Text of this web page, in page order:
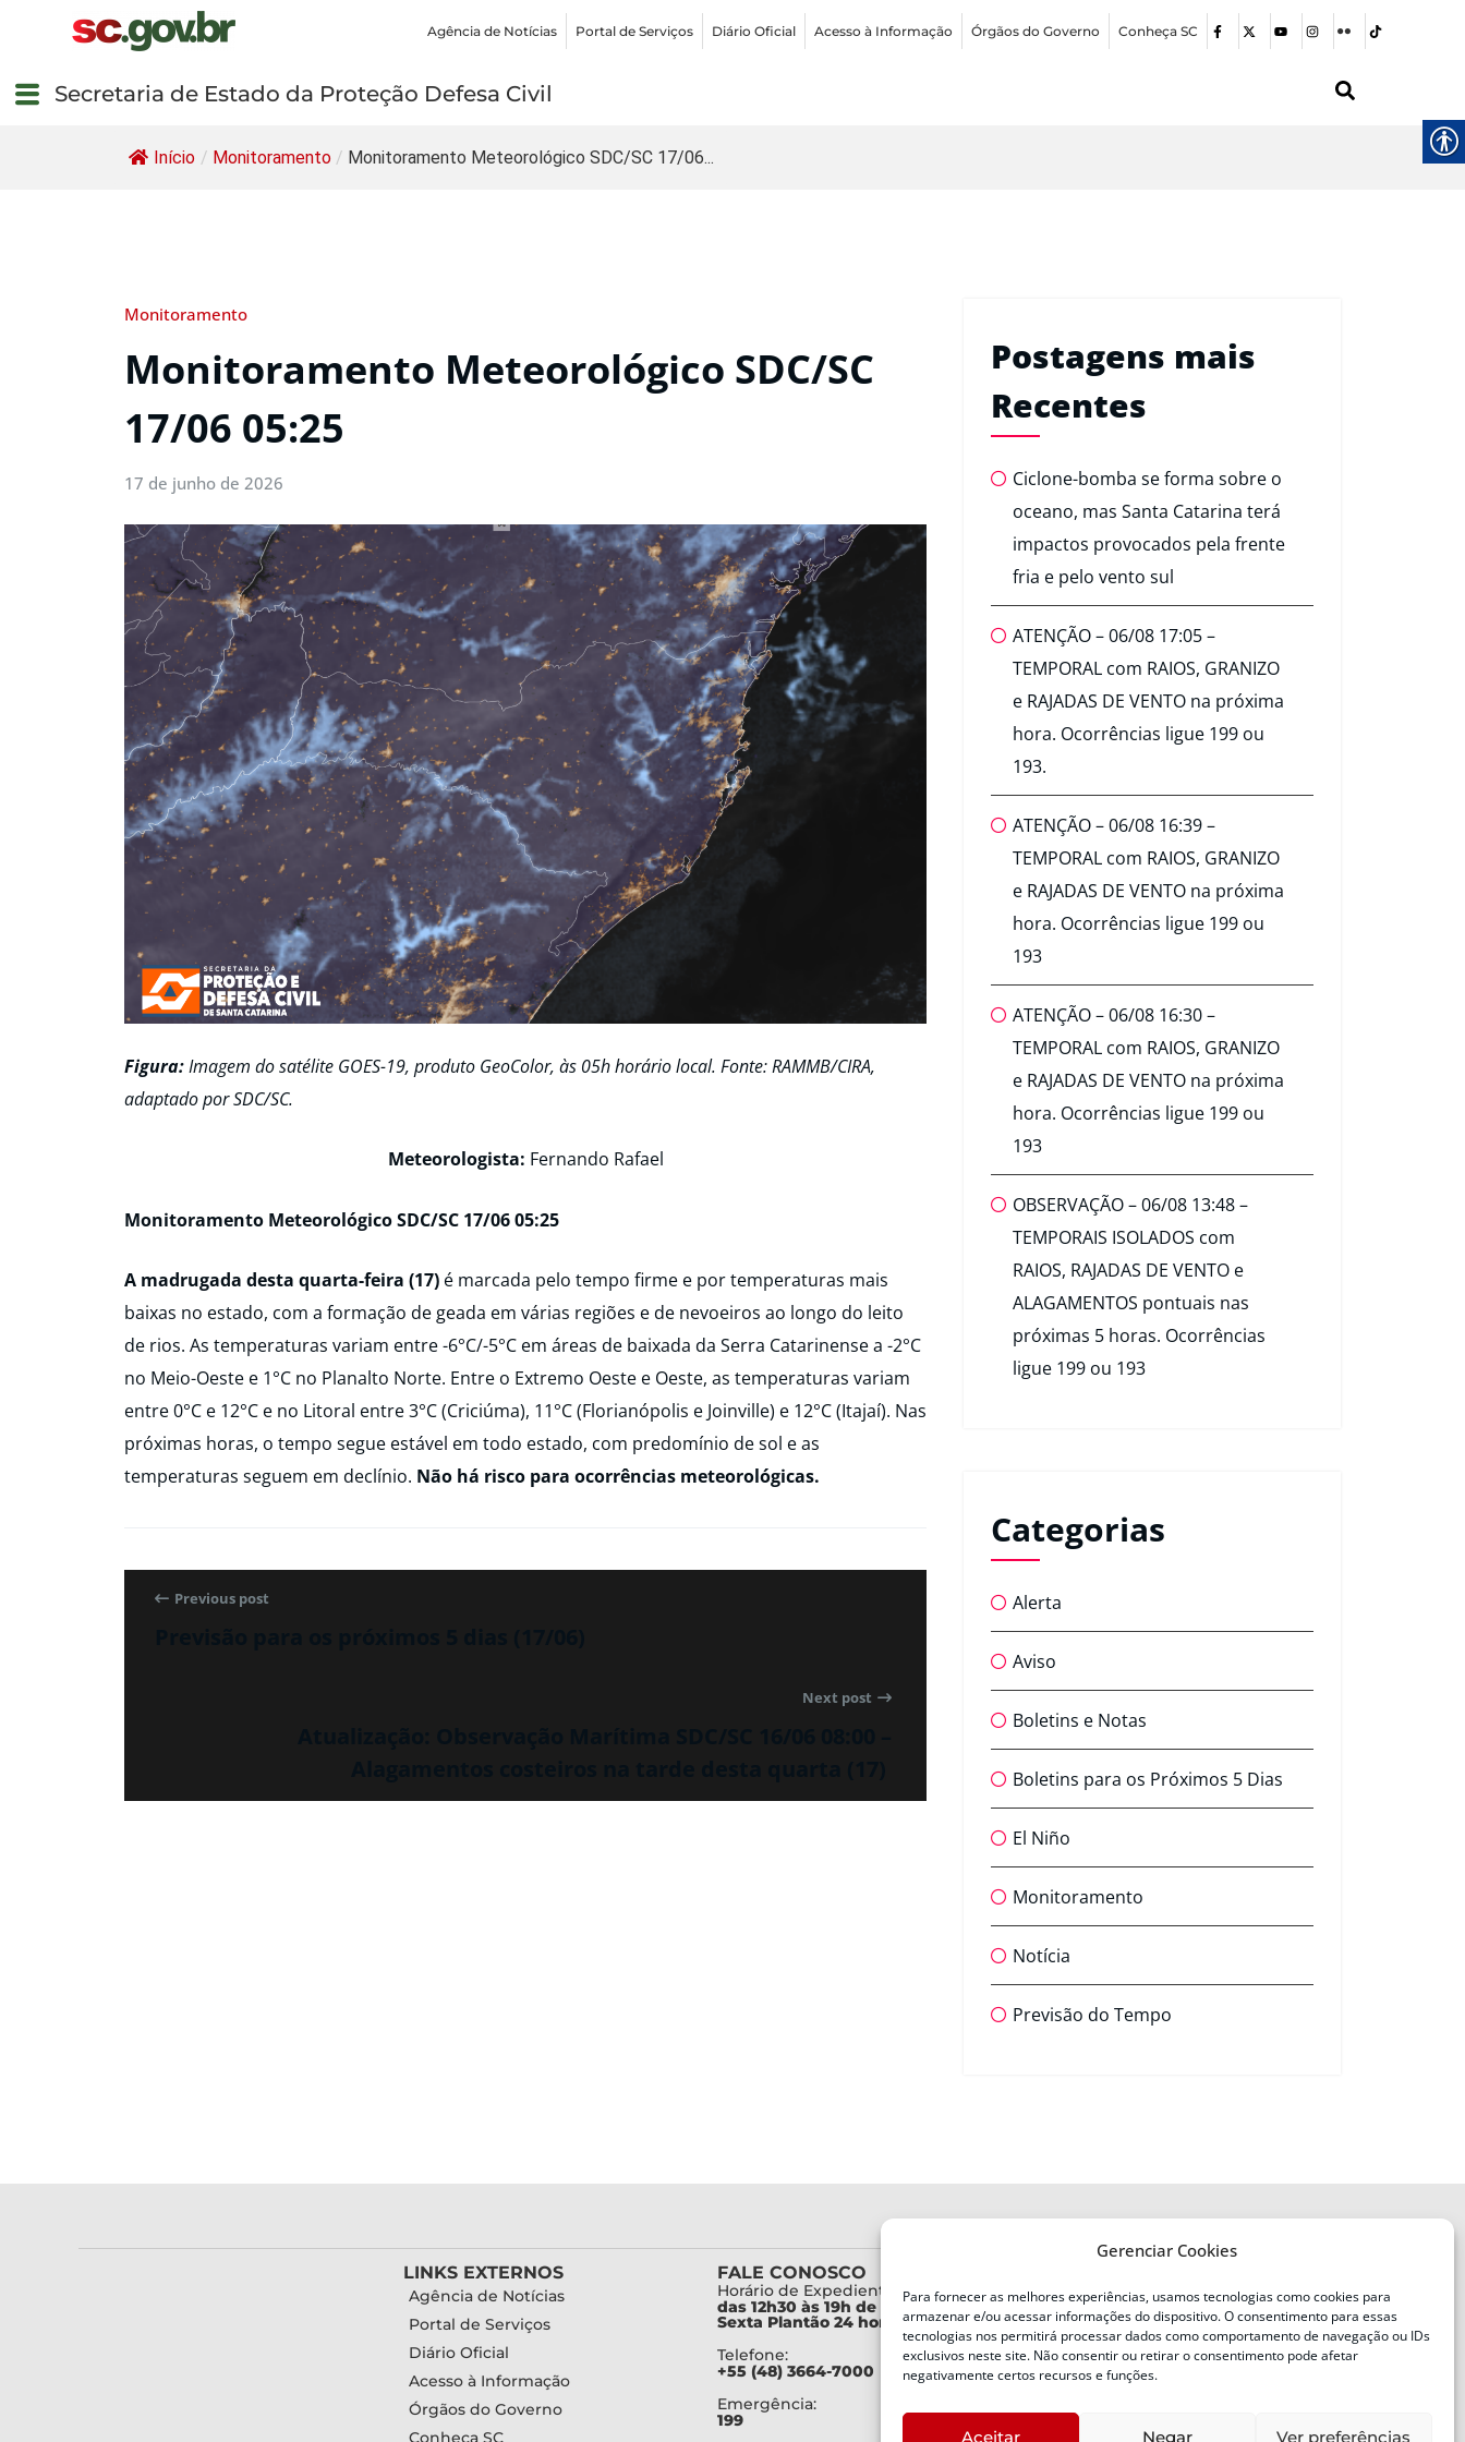
Gerenciar Cookies
Para fornecer as melhores experiências, usamos tecnologias como cookies para
armazenar e/ou acessar informações do dispositivo. O consentimento para essas
tecnologias nos permitirá processar dados como comportamento de navegação ou IDs
exclusivos neste site. Não consentir ou retirar o consentimento pode afetar
negativamente certos recursos e funções.
Aceitar Negar Ver preferências
Agência de Notícias Portal de Serviços Diário Oficial Acesso à Informação Órgãos do Governo Conheça SC
Secretaria de Estado da Proteção Defesa Civil
Início / Monitoramento / Monitoramento Meteorológico SDC/SC 17/06...
Monitoramento
Monitoramento Meteorológico SDC/SC
17/06 05:25
17 de junho de 2026
Figura:Imagem do satélite GOES-19, produto GeoColor, às 05h horário local. Fonte: RAMMB/CIRA,
adaptado por SDC/SC.
Meteorologista: Fernando Rafael
Monitoramento Meteorológico SDC/SC 17/06 05:25
A madrugada desta quarta-feira (17) é marcada pelo tempo firme e por temperaturas mais
baixas no estado, com a formação de geada em várias regiões e de nevoeiros ao longo do leito
de rios. As temperaturas variam entre -6°C/-5°C em áreas de baixada da Serra Catarinense a -2°C
no Meio-Oeste e 1°C no Planalto Norte. Entre o Extremo Oeste e Oeste, as temperaturas variam
entre 0°C e 12°C e no Litoral entre 3°C (Criciúma), 11°C (Florianópolis e Joinville) e 12°C (Itajaí). Nas
próximas horas, o tempo segue estável em todo estado, com predomínio de sol e as
temperaturas seguem em declínio. Não há risco para ocorrências meteorológicas.
Previous post
Next post
Postagens mais
Recentes
Ciclone-bomba se forma sobre o
oceano, mas Santa Catarina terá
impactos provocados pela frente
fria e pelo vento sul
ATENÇÃO – 06/08 17:05 –
TEMPORAL com RAIOS, GRANIZO
e RAJADAS DE VENTO na próxima
hora. Ocorrências ligue 199 ou
193.
ATENÇÃO – 06/08 16:39 –
TEMPORAL com RAIOS, GRANIZO
e RAJADAS DE VENTO na próxima
hora. Ocorrências ligue 199 ou
193
ATENÇÃO – 06/08 16:30 –
TEMPORAL com RAIOS, GRANIZO
e RAJADAS DE VENTO na próxima
hora. Ocorrências ligue 199 ou
193
OBSERVAÇÃO – 06/08 13:48 –
TEMPORAIS ISOLADOS com
RAIOS, RAJADAS DE VENTO e
ALAGAMENTOS pontuais nas
próximas 5 horas. Ocorrências
ligue 199 ou 193
Categorias
Alerta
Aviso
Boletins e Notas
Boletins para os Próximos 5 Dias
El Niño
Monitoramento
Notícia
Previsão do Tempo
LINKS EXTERNOS
Agência de Notícias
Portal de Serviços
Diário Oficial
Acesso à Informação
Órgãos do Governo
FALE CONOSCO
Horário de Expediente:
das 12h30 às 19h de Segunda a
Sexta Plantão 24 horas diariamente
Telefone:
+55 (48) 3664-7000
Emergência:
199
Defesa Civil do Estado de Santa
Catarina
Av. Ivo Silveira, nº 2320
Bairro:
Capoeiras, Florianópolis, SC
88085-001